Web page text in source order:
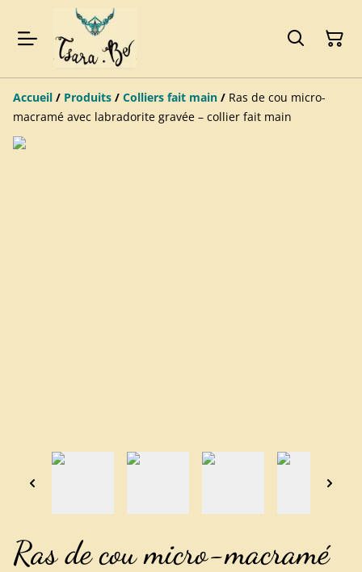
Accueil / Produits / Colliers fait main / Ras de cou micro-
macramé avec labradorite gravée – collier fait main
Ras de cou micro-macramé